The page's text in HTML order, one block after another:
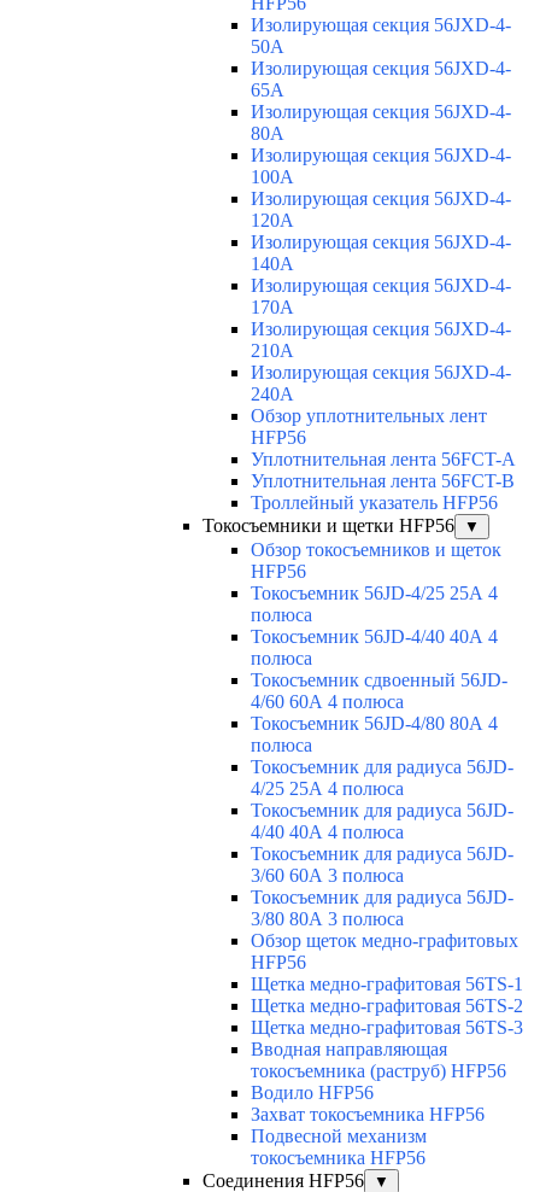
Изолирующая секция 56JXD-4-
50A
Изолирующая секция 56JXD-4-
65A
Изолирующая секция 56JXD-4-
80A
Изолирующая секция 56JXD-4-
100A
Изолирующая секция 56JXD-4-
120A
Изолирующая секция 56JXD-4-
140A
Изолирующая секция 56JXD-4-
170A
Изолирующая секция 56JXD-4-
210A
Изолирующая секция 56JXD-4-
240A
Обзор уплотнительных лент
HFP56
Уплотнительная лента 56FCT-A
Уплотнительная лента 56FCT-B
Троллейный указатель HFP56
Токосъемники и щетки HFP56
▼
Обзор токосъемников и щеток
HFP56
Токосъемник 56JD-4/25 25А 4
полюса
Токосъемник 56JD-4/40 40А 4
полюса
Токосъемник сдвоенный 56JD-
4/60 60А 4 полюса
Токосъемник 56JD-4/80 80А 4
полюса
Токосъемник для радиуса 56JD-
4/25 25А 4 полюса
Токосъемник для радиуса 56JD-
4/40 40А 4 полюса
Токосъемник для радиуса 56JD-
3/60 60А 3 полюса
Токосъемник для радиуса 56JD-
3/80 80А 3 полюса
Обзор щеток медно-графитовых
HFP56
Щетка медно-графитовая 56TS-1
Щетка медно-графитовая 56TS-2
Щетка медно-графитовая 56TS-3
Вводная направляющая
токосъемника (раструб) HFP56
Водило HFP56
Захват токосъемника HFP56
Подвесной механизм
токосъемника HFP56
Соединения HFP56
▼